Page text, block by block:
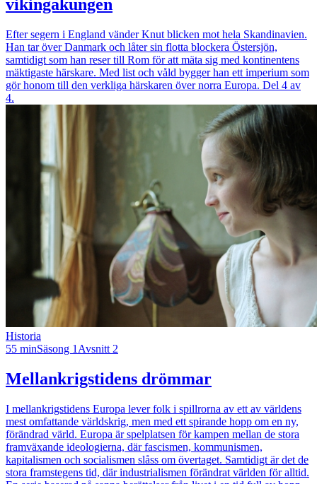
vikingakungen
Efter segern i England vänder Knut blicken mot hela Skandinavien.
Han tar över Danmark och låter sin flotta blockera Östersjön,
samtidigt som han reser till Rom för att mäta sig med kontinentens
mäktigaste härskare. Med list och våld bygger han ett imperium som
gör honom till den verkliga härskaren över norra Europa. Del 4 av
4.
Historia
55 minSäsong 1 Avsnitt 2
Mellankrigstidens drömmar
I mellankrigstidens Europa lever folk i spillrorna av ett av världens
mest omfattande världskrig, men med ett spirande hopp om en ny,
förändrad värld. Europa är spelplatsen för kampen mellan de stora
framväxande ideologierna, där fascismen, kommunismen,
kapitalismen och socialismen slåss om övertaget. Samtidigt är det de
stora framstegens tid, där industrialismen förändrat världen för alltid.